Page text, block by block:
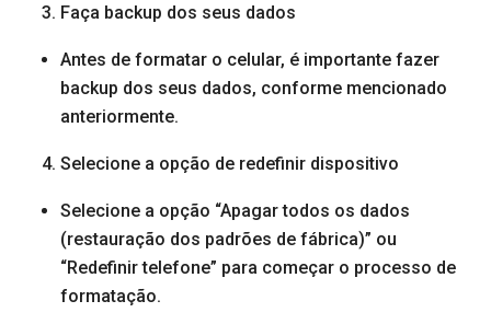
Faça backup dos seus dados
Antes de formatar o celular, é importante fazer
backup dos seus dados, conforme mencionado
anteriormente.
Selecione a opção de redefinir dispositivo
Selecione a opção “Apagar todos os dados
(restauração dos padrões de fábrica)” ou
“Redefinir telefone” para começar o processo de
formatação.